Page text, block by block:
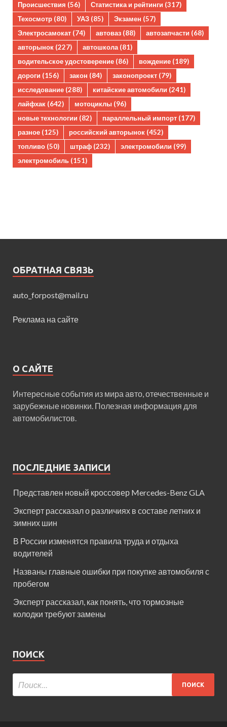
Происшествия (56) Статистика и рейтинги (317)
Техосмотр (80) УАЗ (85) Экзамен (57)
Электросамокат (74) автоваз (88) автозапчасти (68)
авторынок (227) автошкола(81)
водительское удостоверение (86) вождение (189)
дороги (156) закон (84) законопроект (79)
исследование (288) китайские автомобили (241)
лайфхак (642) мотоциклы (96)
новые технологии (82) параллельный импорт (177)
разное (125) российский авторынок (452)
топливо (50) штраф (232) электромобили (99)
электромобиль (151)
ОБРАТНАЯ СВЯЗЬ
auto_forpost@mail.ru
Реклама на сайте
О САЙТЕ
Интересные события из мира авто, отечественные и
зарубежные новинки. Полезная информация для
автомобилистов.
ПОСЛЕДНИЕ ЗАПИСИ
Представлен новый кроссовер Mercedes-Benz GLA
Эксперт рассказал о различиях в составе летних и
зимних шин
В России изменятся правила труда и отдыха
водителей
Названы главные ошибки при покупке автомобиля с
пробегом
Эксперт рассказал, как понять, что тормозные
колодки требуют замены
ПОИСК